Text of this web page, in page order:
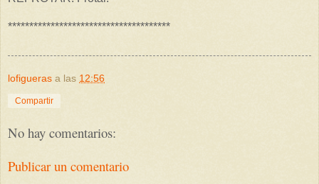
**************************************
lofigueras a las 12:56
Compartir
No hay comentarios:
Publicar un comentario